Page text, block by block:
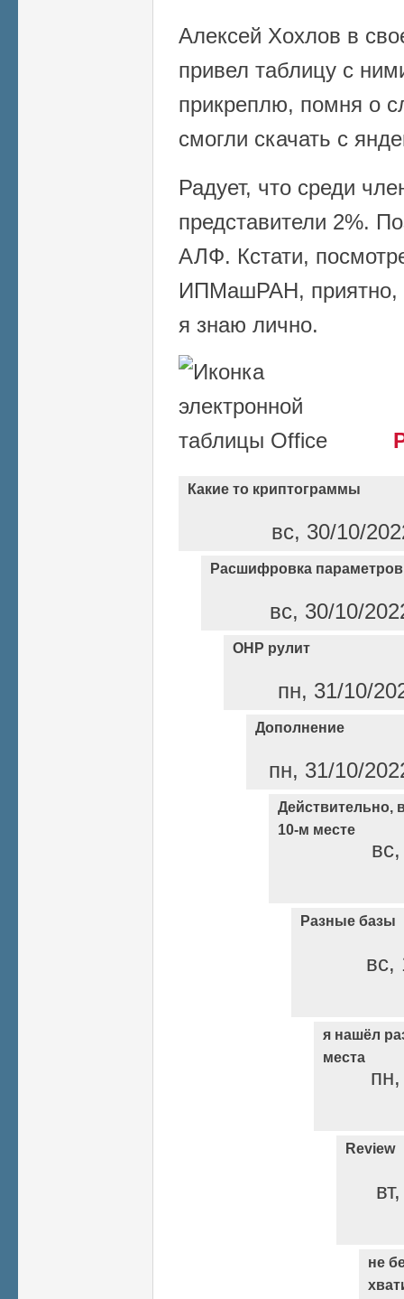
Алексей Хохлов в
привел таблицу с
прикреплю, помня о
смогли скачать с
Радует, что среди
представители 2%.
АЛФ. Кстати,
ИПМашРАН, приятно,
я знаю лично.
Какие то криптограммы
вс, 30/10/
Расшифровка параметров
вс, 30/10/
ОНР рулит
пн, 31/10/
Дополнение
пн, 31/10/
Действительно,
10-м месте
Разные базы
вс,
я нашёл
места
Review
не